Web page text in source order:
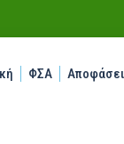
ΦΣΑ